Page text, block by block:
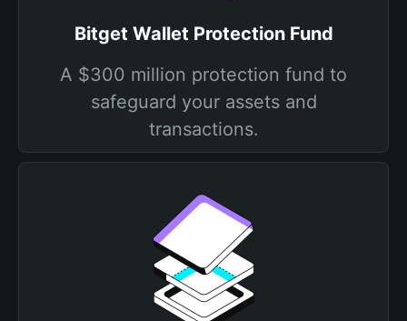
Bitget Wallet Protection Fund
A $300 million protection fund to
safeguard your assets and
transactions.